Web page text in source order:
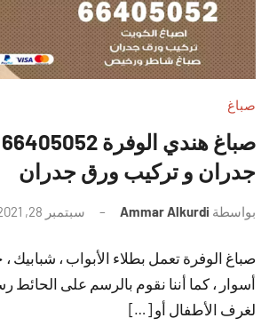
صباغ
جدران و تركيب ورق جدران
بواسطة Ammar Alkurdi سبتمبر 28, 2021
صباغ الوفرة تعمل بطلاء الأبواب ، شبابيك
أسوار ، كما أننا نقوم بالرسم على الحائط
لغرف الأطفال أو […]